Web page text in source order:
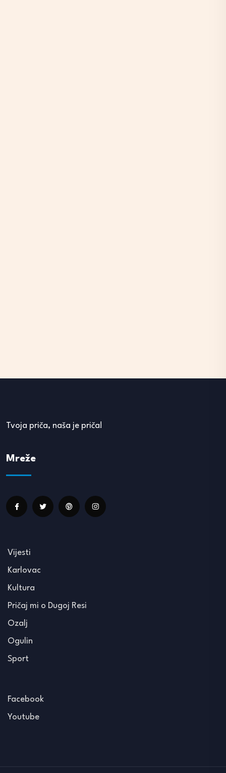
Tvoja priča, naša je priča!
Mreže
Vijesti
Karlovac
Kultura
Pričaj mi o Dugoj Resi
Ozalj
Ogulin
Sport
Facebook
Youtube